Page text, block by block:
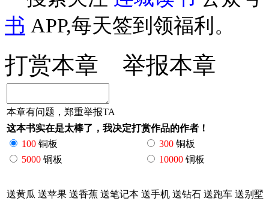
书 APP,每天签到领福利。
打赏本章 举报本章
本章有问题，郑重举报TA
这本书实在是太棒了，我决定打赏作品的作者！
100 铜板 300 铜板
5000 铜板 10000 铜板
送黄瓜 送苹果 送香蕉 送笔记本 送手机 送钻石 送跑车 送别墅